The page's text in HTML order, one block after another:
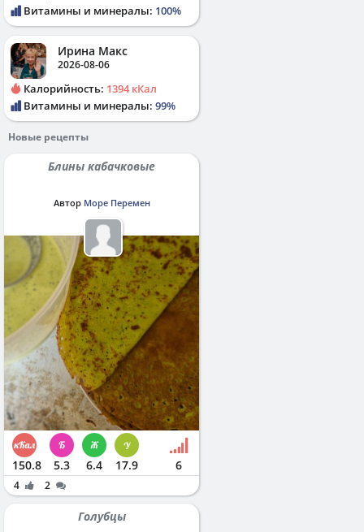
Витамины и минералы: 100%
Ирина Макс
2026-08-06
Калорийность: 1394 кКал
Витамины и минералы: 99%
Новые рецепты
Блины кабачковые
Автор Море Перемен
150.8 5.3 6.4 17.9 6
4 2
Голубцы